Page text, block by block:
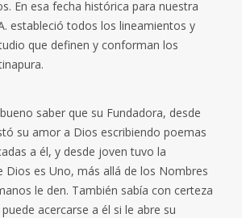
En esa fecha histórica para nuestra
estableció todos los lineamientos y
que definen y conforman los
saber que su Fundadora, desde
su amor a Dios escribiendo poemas
a él, y desde joven tuvo la
Dios es Uno, más allá de los Nombres
le den. También sabía con certeza
acercarse a él si le abre su